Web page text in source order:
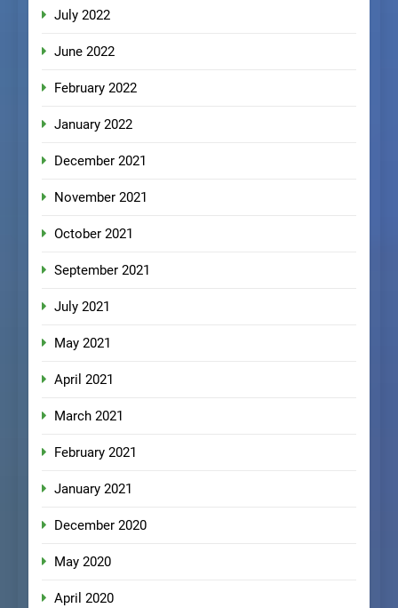
July 2022
June 2022
February 2022
January 2022
December 2021
November 2021
October 2021
September 2021
July 2021
May 2021
April 2021
March 2021
February 2021
January 2021
December 2020
May 2020
April 2020